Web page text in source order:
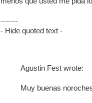
-------
- Hide quoted text -
Agustin Fest wrote:
Muy buenas